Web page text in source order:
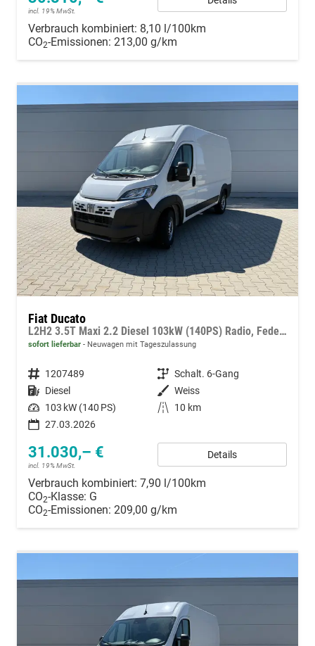
incl. 19% MwSt.
Verbrauch kombiniert: 8,10 l/100km
CO2-Emissionen: 213,00 g/km
Fiat Ducato
L2H2 3.5T Maxi 2.2 Diesel 103kW (140PS) Radio, Federung hinten, Verstärkt (Doppelblattfederung), Rückfahrkamera, Ersatzrad, Hecktüren mit Öffnungswinkel 260°, Dachablage über der Frontscheibe, 15 Zoll Stahlfelgen uvm.
sofort lieferbar Neuwagen mit Tageszulassung
Fahrzeugnummer 1207489 Getriebe Schalt. 6-Gang
Kraftstoff Diesel Außenfarbe Weiss
Leistung 103 kW (140 PS) Kilometerstand
10 km
27.03.2026
31.030,– €
incl. 19% MwSt.
Details
Verbrauch kombiniert: 7,90 l/100km
CO2-Klasse: G
CO2-Emissionen: 209,00 g/km